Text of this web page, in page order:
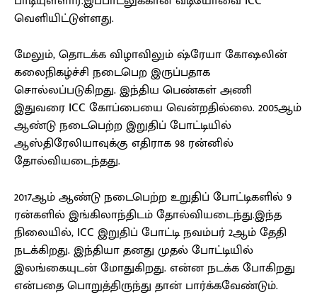
வெளியிட்டுள்ளது.
மேலும், தொடக்க விழாவிலும் ஷ்ரேயா கோஷலின்
கலைநிகழ்ச்சி நடைபெற இருப்பதாக
சொல்லப்படுகிறது. இந்திய பெண்கள் அணி
இதுவரை ICC கோப்பையை வென்றதில்லை. 2005ஆம்
ஆண்டு நடைபெற்ற இறுதிப் போட்டியில்
ஆஸ்திரேலியாவுக்கு எதிராக 98 ரன்னில்
தோல்வியடைந்தது.
2017ஆம் ஆண்டு நடைபெற்ற உறுதிப் போட்டிகளில் 9
ரன்களில் இங்கிலாந்திடம் தோல்வியடைந்து.இந்த
நிலையில், ICC இறுதிப் போட்டி நவம்பர் 2ஆம் தேதி
நடக்கிறது. இந்தியா தனது முதல் போட்டியில்
இலங்கையுடன் மோதுகிறது. என்ன நடக்க போகிறது
என்பதை பொறுத்திருந்து தான் பார்க்கவேண்டும்.